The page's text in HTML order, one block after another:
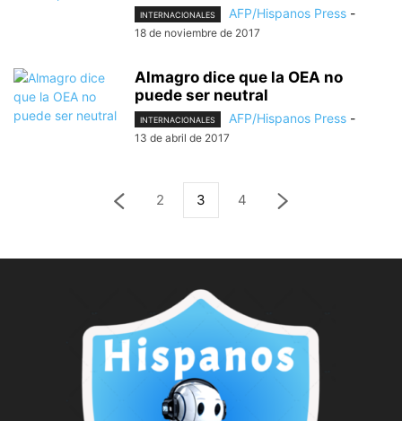
INTERNACIONALES AFP/Hispanos Press -
18 de noviembre de 2017
Almagro dice que la OEA no
puede ser neutral
INTERNACIONALES AFP/Hispanos Press -
13 de abril de 2017
2 3 4